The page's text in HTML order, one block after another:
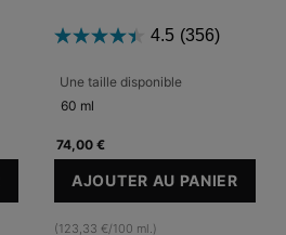
ULTRA SERUM
4.5 (356)
Une taille disponible
60 ml
74,00 €
AJOUTER AU PANIER
EMOLLIENCE
(123,33 €/100 ml.)